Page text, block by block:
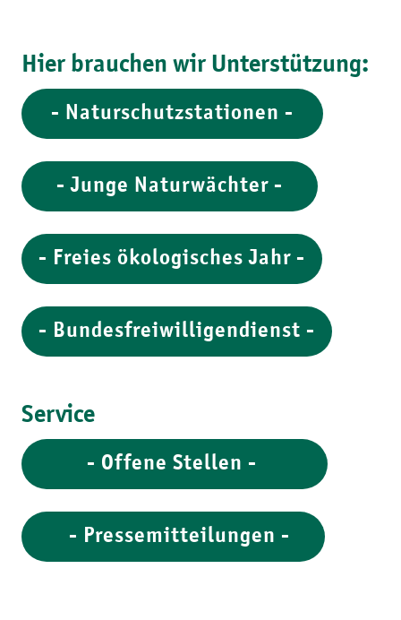
Hier brauchen wir Unterstützung:
- Naturschutzstationen -
- Junge Naturwächter -
- Freies ökologisches Jahr -
- Bundesfreiwilligendienst -
Service
- Offene Stellen -
- Pressemitteilungen -